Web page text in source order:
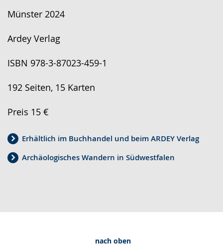
Münster 2024
Ardey Verlag
ISBN 978-3-87023-459-1
192 Seiten, 15 Karten
Preis 15 €
Erhältlich im Buchhandel und beim ARDEY Verlag
Archäologisches Wandern in Südwestfalen
nach oben